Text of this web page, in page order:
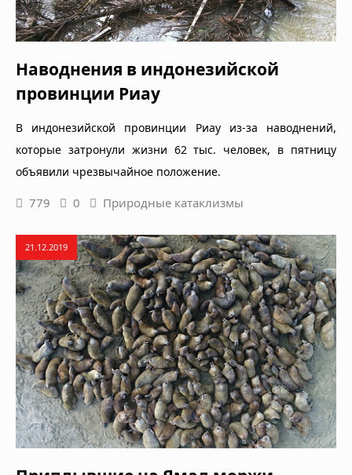
Наводнения в индонезийской
провинции Риау
В индонезийской провинции Риау из-за наводнений,
которые затронули жизни 62 тыс. человек, в пятницу
объявили чрезвычайное положение.
779 0 Природные катаклизмы
21.12.2019